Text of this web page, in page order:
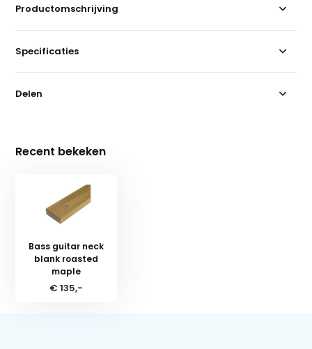
Productomschrijving
Specificaties
Delen
Recent bekeken
Bass guitar neck
blank roasted
maple
€ 135,-